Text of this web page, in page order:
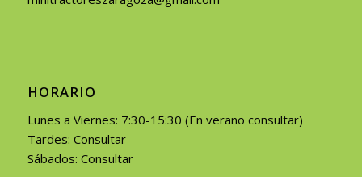
HORARIO
Lunes a Viernes: 7:30-15:30 (En verano consultar)
Tardes: Consultar
Sábados: Consultar